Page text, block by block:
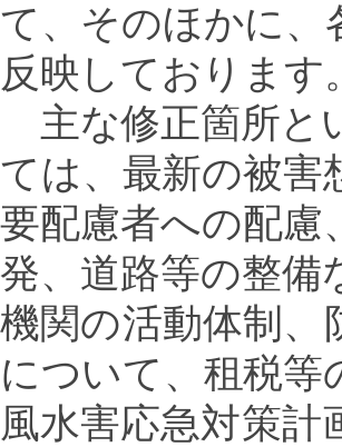
て、そのほかに、
反映しております。
主な修正箇所と
ては、最新の被害
要配慮者への配慮
発、道路等の整備
機関の活動体制、
について、租税等
風水害応急対策計